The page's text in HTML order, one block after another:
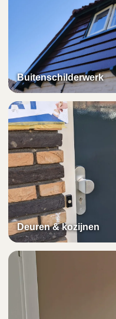
Buitenschilderwerk
Deuren & kozijnen